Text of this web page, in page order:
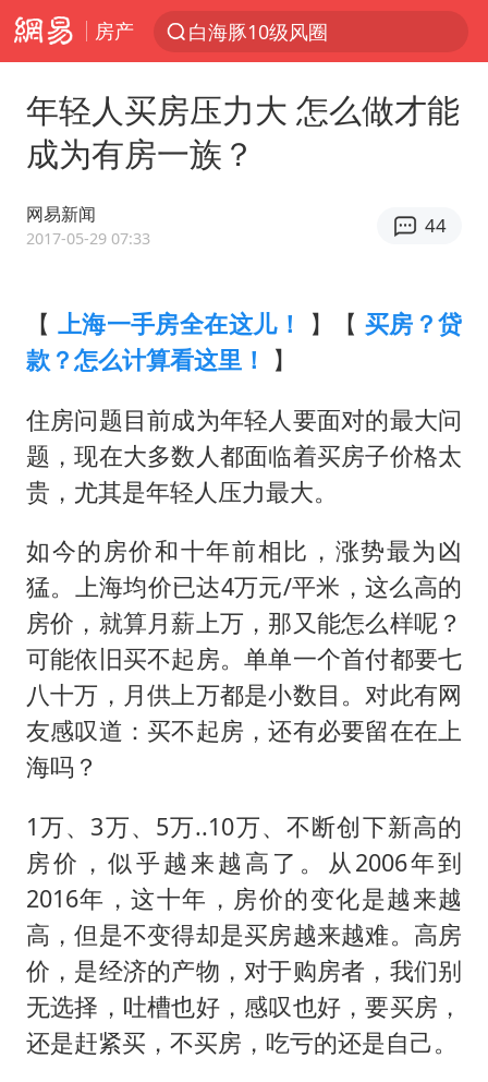
房产
白海豚10级风圈
上海：5号线16号线浦江线全线停运
王艺迪2-4不敌张本美和止步4强
白海豚或提早3小时登陆
“白海豚”来了！第一批飞机已绑好
白海豚5次眼壁置换
王艺迪无缘横滨赛决赛
2025年小学教师减少13.19万
武契奇会见泽连斯基有何意图
上海大部迎大暴雨
《龙餐馆》 冲奖
“伊斯兰版北约”出现
年轻人买房压力大 怎么做才能
成为有房一族？
网易新闻
2017-05-29 07:33
44
【 上海一手房全在这儿！ 】【 买房？贷
款？怎么计算看这里！
】
住房问题目前成为年轻人要面对的最大问
题，现在大多数人都面临着买房子价格太
贵，尤其是年轻人压力最大。
如今的房价和十年前相比，涨势最为凶
猛。上海均价已达4万元/平米，这么高的
房价，就算月薪上万，那又能怎么样呢？
可能依旧买不起房。单单一个首付都要七
八十万，月供上万都是小数目。对此有网
友感叹道：买不起房，还有必要留在在上
海吗？
1万、3万、5万..10万、不断创下新高的
房价，似乎越来越高了。从2006年到
2016年，这十年，房价的变化是越来越
高，但是不变得却是买房越来越难。高房
价，是经济的产物，对于购房者，我们别
无选择，吐槽也好，感叹也好，要买房，
还是赶紧买，不买房，吃亏的还是自己。